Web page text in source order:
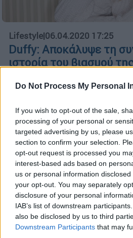
Do Not Process My Personal
If you wish to opt-out of the sale,
processing of your personal or
targeted advertising by us, please
section to confirm your selection.
opt-out request is processed you
interest-based ads based on
us or personal information
your opt-out. You may separately
disclosure of your personal
IAB’s list of downstream
also be disclosed by us to third
Downstream Participants that may
Lifestyle|06.04.2020 17:25
Duffy: Αποκάλυψε τη
ιστορία του βιασμού
Για πρώτη φορά η Duffy
βιασμό της
λεπτομέρειες